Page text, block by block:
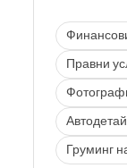
Правни
Груминг